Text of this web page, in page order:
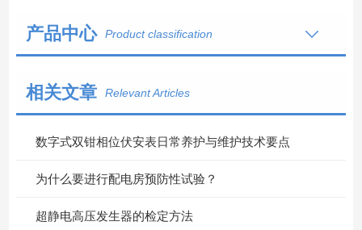
产品中心 Product classification
相关文章 Relevant Articles
数字式双钳相位伏安表日常养护与维护技术要点
为什么要进行配电房预防性试验？
超静电高压发生器的检定方法